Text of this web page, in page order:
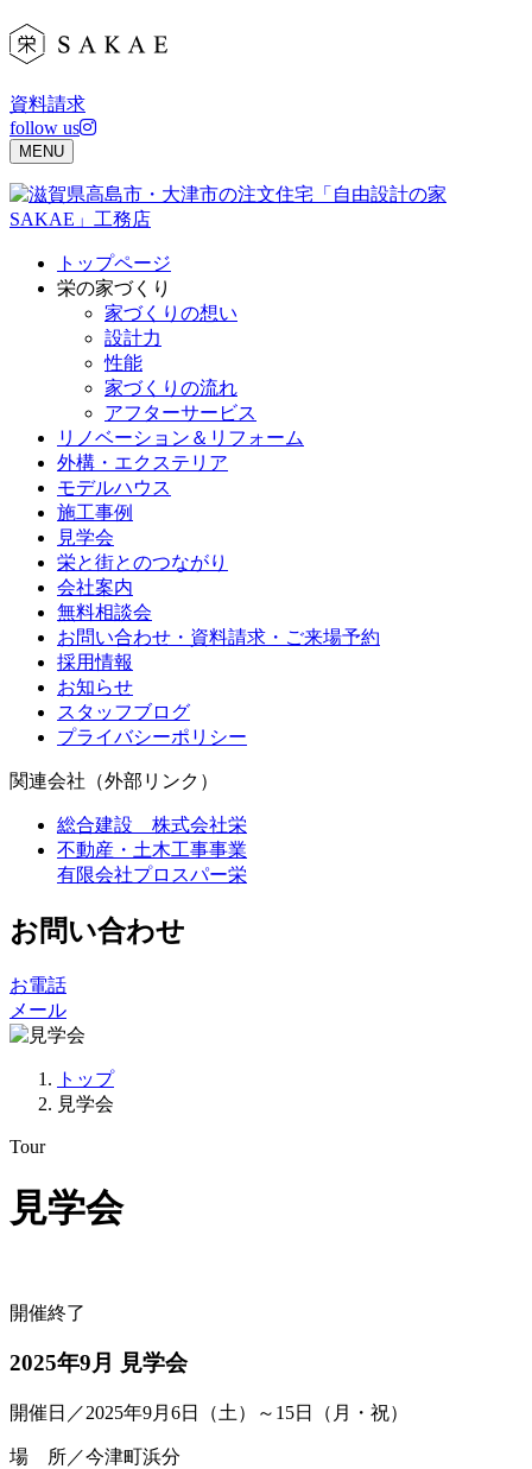
Skip
to
content
資料請求
follow us
MENU
トップページ
栄の家づくり
家づくりの想い
設計力
性能
家づくりの流れ
アフターサービス
リノベーション＆リフォーム
外構・エクステリア
モデルハウス
施工事例
見学会
栄と街とのつながり
会社案内
無料相談会
お問い合わせ・資料請求・ご来場予約
採用情報
お知らせ
スタッフブログ
プライバシーポリシー
関連会社（外部リンク）
総合建設 株式会社栄
不動産・土木工事事業
有限会社プロスパー栄
お問い合わせ
お電話
メール
トップ
見学会
Tour
見学会
開催終了
2025年9月 見学会
開催日／2025年9月6日（土）～15日（月・祝）
場 所／今津町浜分